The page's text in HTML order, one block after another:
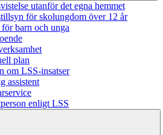
utanför det egna hemmet
för skolungdom över 12 år
barn och unga
plan
om LSS-insatser
assistent
enligt LSS